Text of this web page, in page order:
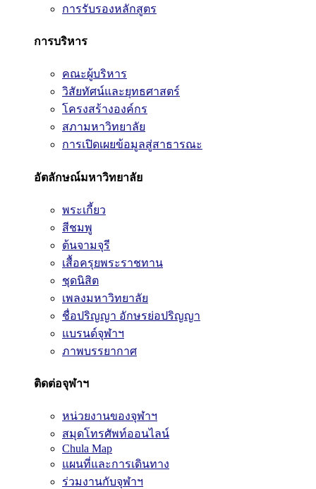
การรับรองหลักสูตร
การบริหาร
คณะผู้บริหาร
วิสัยทัศน์และยุทธศาสตร์
โครงสร้างองค์กร
สภามหาวิทยาลัย
การเปิดเผยข้อมูลสู่สาธารณะ
อัตลักษณ์มหาวิทยาลัย
พระเกี้ยว
สีชมพู
ต้นจามจุรี
เสื้อครุยพระราชทาน
ชุดนิสิต
เพลงมหาวิทยาลัย
ชื่อปริญญา อักษรย่อปริญญา
แบรนด์จุฬาฯ
ภาพบรรยากาศ
ติดต่อจุฬาฯ
หน่วยงานของจุฬาฯ
สมุดโทรศัพท์ออนไลน์
Chula Map
แผนที่และการเดินทาง
ร่วมงานกับจุฬาฯ